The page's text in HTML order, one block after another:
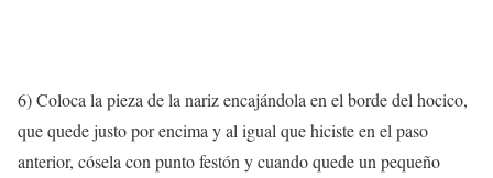
6) Coloca la pieza de la nariz encajándola en el borde del hocico,
que quede justo por encima y al igual que hiciste en el paso
anterior, cósela con punto festón y cuando quede un pequeño